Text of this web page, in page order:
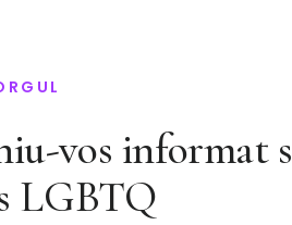
vos informat
LGBTQ